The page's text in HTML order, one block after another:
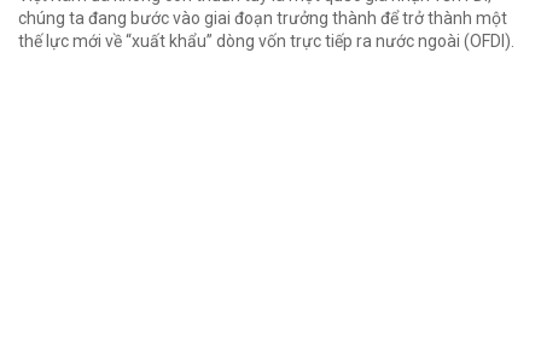
chúng ta đang bước vào giai đoạn trưởng thành để trở thành một
thế lực mới về “xuất khẩu” dòng vốn trực tiếp ra nước ngoài (OFDI).